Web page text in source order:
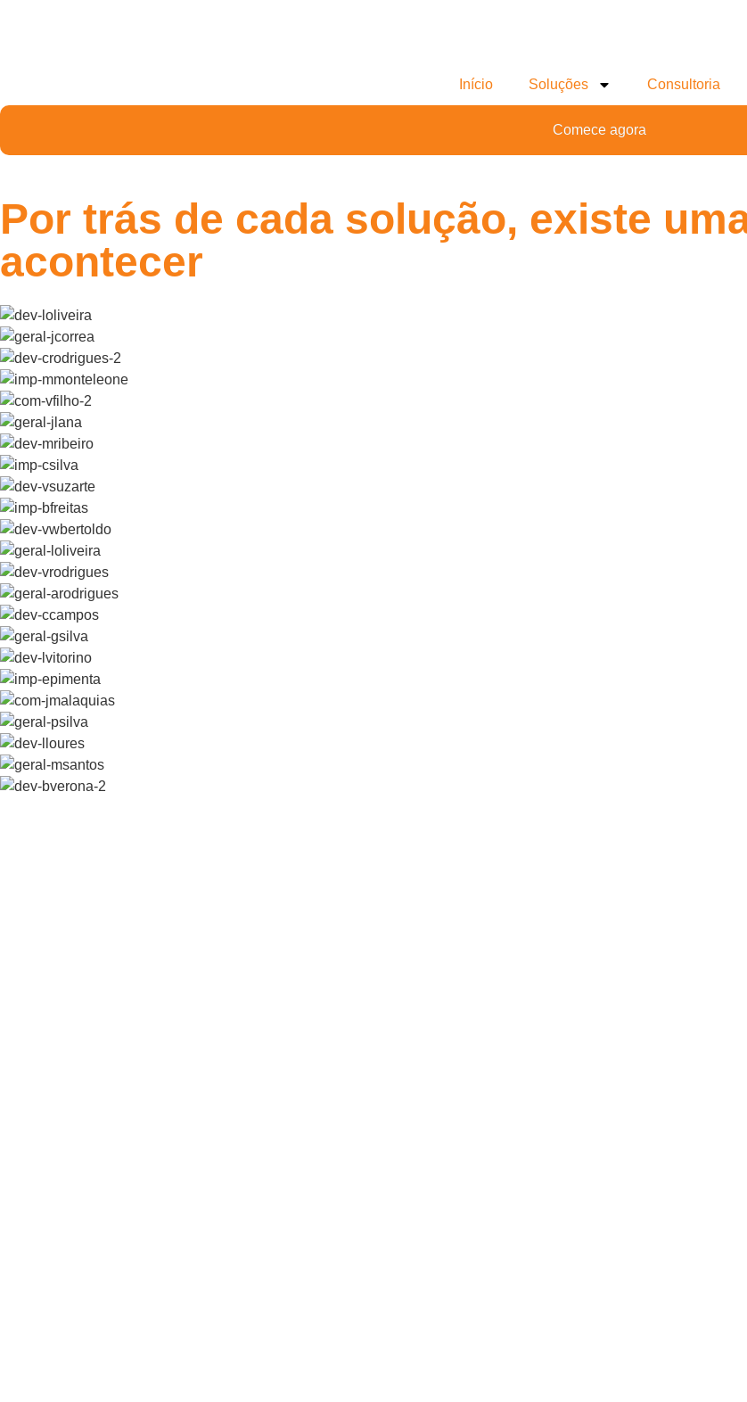
Início Soluções Consultoria
Comece agora
Por trás de cada solução, existe
acontecer